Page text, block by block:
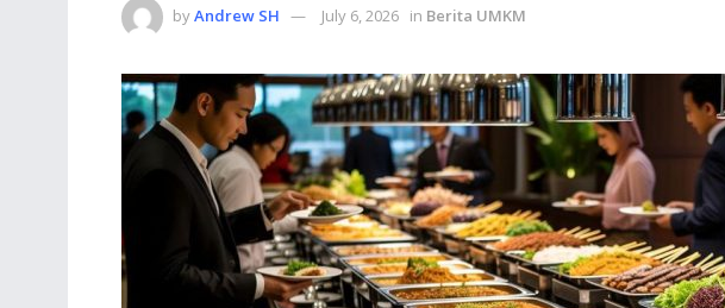
byAndrew SH July 6, 2026 in Berita UMKM